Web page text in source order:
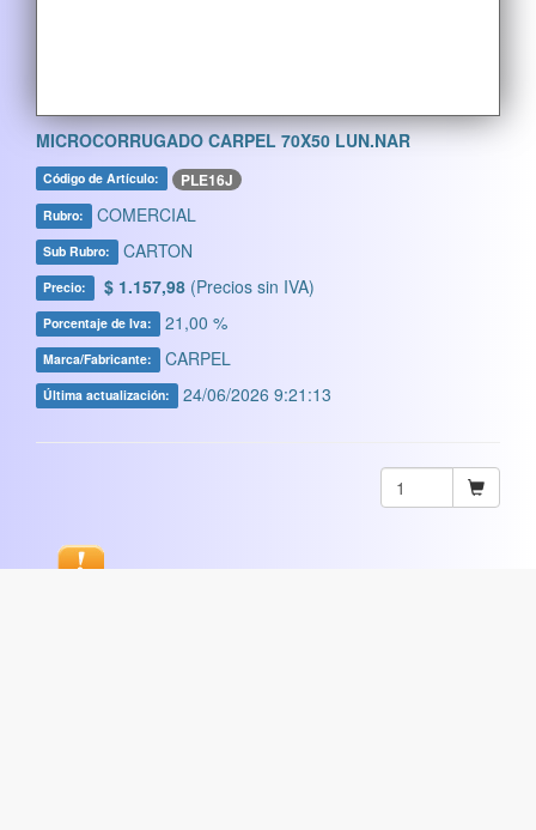
MICROCORRUGADO CARPEL 70X50 LUN.NAR
Código de Artículo: PLE16J
Rubro: COMERCIAL
Sub Rubro: CARTON
Precio: $ 1.157,98 (Precios sin IVA)
Porcentaje de Iva: 21,00 %
Marca/Fabricante: CARPEL
Última actualización: 24/06/2026 9:21:13